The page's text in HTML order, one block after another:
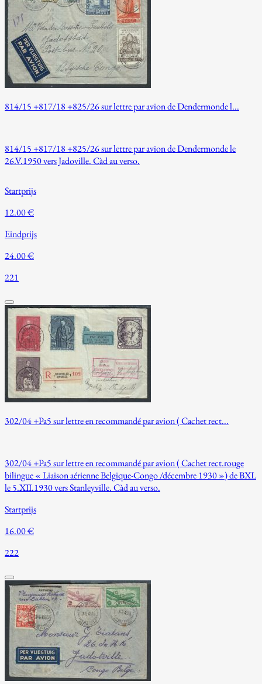
814/15 +817/18 +825/26 sur lettre par avion de Dendermonde l...
814/15 +817/18 +825/26 sur lettre par avion de Dendermonde le
26.V.1950 vers Jadoville. Càd au verso.
Startprijs
12.00 €
Eindprijs
24.00 €
221
302/04 +Pa5 sur lettre en recommandé par avion ( Cachet rect...
302/04 +Pa5 sur lettre en recommandé par avion ( Cachet rect.rouge
bilingue « Liaison aérienne Belgique-Congo /décembre 1930 ») de BXL
le 5.XII.1930 vers Stanleyville. Càd au verso.
Startprijs
16.00 €
222